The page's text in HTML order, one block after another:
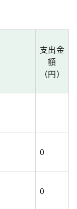
支出金
額
（円）
0
0